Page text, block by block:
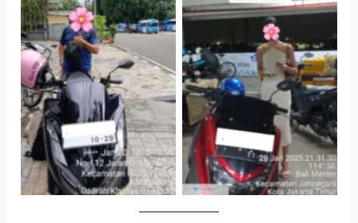
Antar Jemput
Kendaraan
Cityplaza
Jatinegara Gedung
Parkir P6A